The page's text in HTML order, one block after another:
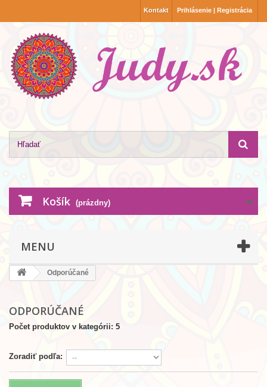
Prihlásenie | Registrácia
Kontakt
Košík (prázdny)
MENU
Odporúčané
ODPORÚČANÉ
Počet produktov v kategórii: 5
Zoradiť podľa: